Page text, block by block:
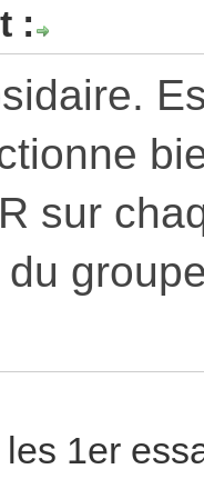
:
sur
du
1er